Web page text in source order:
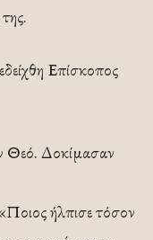
Επίσκοπος
Θεό. Δοκίμασαν
ήλπισε τόσον